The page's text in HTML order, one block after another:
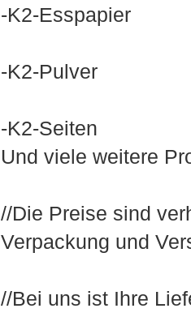
-K2-Esspapier
-K2-Pulver
-K2-Seiten
Und viele weitere
//Die Preise sind
Verpackung und
//Bei uns ist Ihre